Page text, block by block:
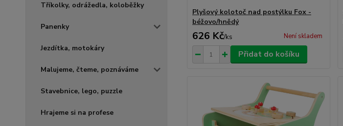
Tříkolky, odrážedla, koloběžky
Panenky
Jezdítka, motokáry
Malujeme, čteme, poznáváme
Stavebnice, lego, puzzle
Hrajeme si na profese
Plyšový kolotoč nad postýlku Fox -
béžovo/hnědý
626 Kč/ks Není skladem
Přidat do košíku